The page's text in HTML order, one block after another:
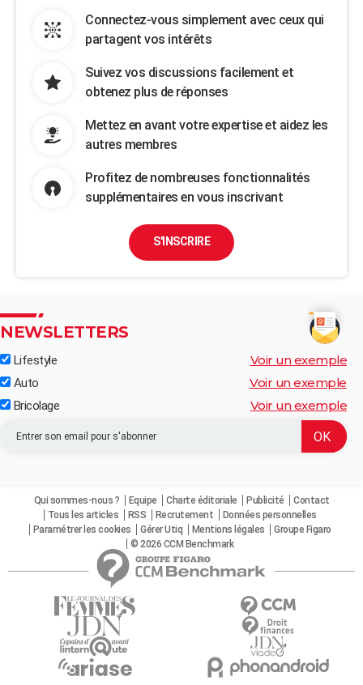
Connectez-vous simplement avec ceux qui
partagent vos intérêts
Suivez vos discussions facilement et
obtenez plus de réponses
Mettez en avant votre expertise et aidez les
autres membres
Profitez de nombreuses fonctionnalités
supplémentaires en vous inscrivant
S'INSCRIRE
NEWSLETTERS
Lifestyle Voir un exemple
Auto Voir un exemple
Bricolage Voir un exemple
Qui sommes-nous ? Equipe Charte éditoriale Publicité
Contact
Tous les articles
RSS Recrutement
Données personnelles
Paramétrer les cookies
Gérer Utiq Mentions légales
Groupe Figaro
© 2026 CCM Benchmark